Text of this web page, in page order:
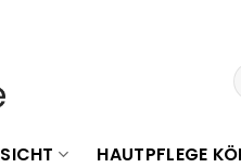
HAUTPFLEGE